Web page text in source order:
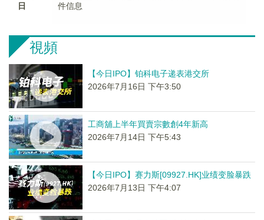
日
件信息
視頻
【今日IPO】铂科电子递表港交所
2026年7月16日 下午3:50
工商舖上半年買賣宗數創4年新高
2026年7月14日 下午5:43
【今日IPO】赛力斯[09927.HK]业绩变脸暴跌
2026年7月13日 下午4:07